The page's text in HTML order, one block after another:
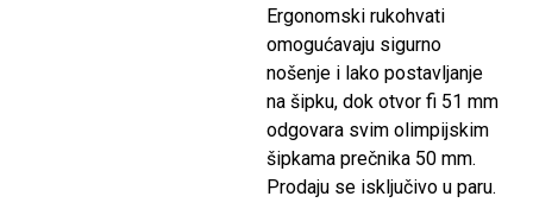
Ergonomski rukohvati
omogućavaju sigurno
nošenje i lako postavljanje
na šipku, dok otvor fi 51 mm
odgovara svim olimpijskim
šipkama prečnika 50 mm.
Prodaju se isključivo u paru.